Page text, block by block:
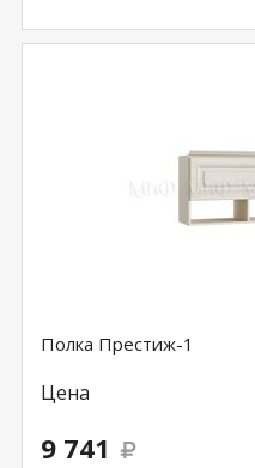
Полка Престиж-1
Цена
9 741